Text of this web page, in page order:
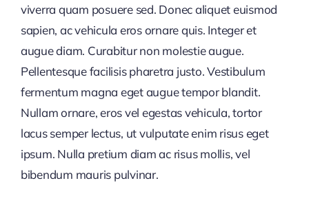
viverra quam posuere sed. Donec aliquet euismod
sapien, ac vehicula eros ornare quis. Integer et
augue diam. Curabitur non molestie augue.
Pellentesque facilisis pharetra justo. Vestibulum
fermentum magna eget augue tempor blandit.
Nullam ornare, eros vel egestas vehicula, tortor
lacus semper lectus, ut vulputate enim risus eget
ipsum. Nulla pretium diam ac risus mollis, vel
bibendum mauris pulvinar.